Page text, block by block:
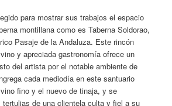
para mostrar sus trabajos el espacio
montillana como es Taberna Soldorao,
Pasaje de la Andaluza. Este rincón
y apreciada gastronomía ofrece un
del artista por el notable ambiente de
cada mediodía en este santuario
fino y el nuevo de tinaja, y se
tertulias de una clientela culta y fiel a su